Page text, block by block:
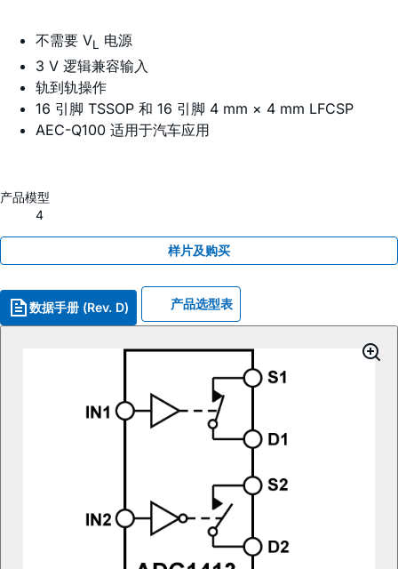
不需要 VL
电源
3 V 逻辑兼容输入
轨到轨操作
16 引脚 TSSOP 和 16 引脚 4 mm × 4 mm LFCSP
AEC-Q100 适用于汽车应用
产品模型
4
样片及购买
数据手册 (Rev. D) 产品选型表